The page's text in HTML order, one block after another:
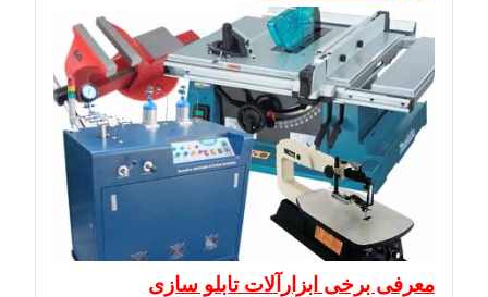
معرفی برخی ابزارآلات تابلو سازی